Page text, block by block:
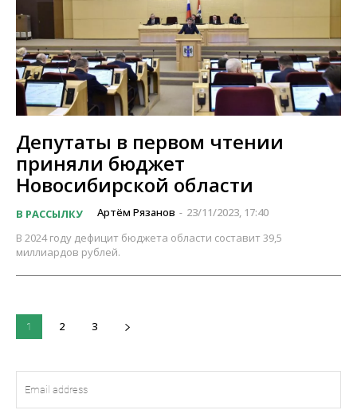
Депутаты в первом чтении
приняли бюджет
Новосибирской области
В РАССЫЛКУ Артём Рязанов - 23/11/2023, 17:40
В 2024 году дефицит бюджета области составит 39,5
миллиардов рублей.
1 2 3